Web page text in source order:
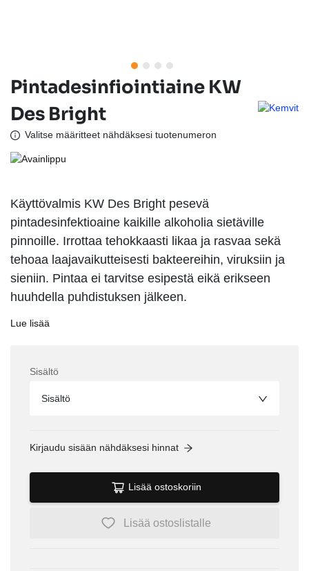
Pintadesinfiointiaine KW
Des Bright
Valitse määritteet nähdäksesi tuotenumeron
Käyttövalmis KW Des Bright pesevä
pintadesinfektioaine kaikille alkoholia sietäville
pinnoille. Irrottaa tehokkaasti likaa ja rasvaa sekä
tehoaa laajavaikutteisesti bakteereihin, viruksiin ja
sieniin. Pintaa ei tarvitse esipestä eikä erikseen
huuhdella puhdistuksen jälkeen.
Lue lisää
Sisältö
Sisältö
Kirjaudu sisään nähdäksesi hinnat
Lisää ostoskoriin
Lisää ostoslistalle